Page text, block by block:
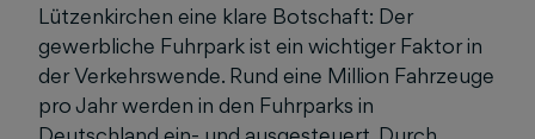
Lützenkirchen eine klare Botschaft: Der
gewerbliche Fuhrpark ist ein wichtiger Faktor in
der Verkehrswende. Rund eine Million Fahrzeuge
pro Jahr werden in den Fuhrparks in